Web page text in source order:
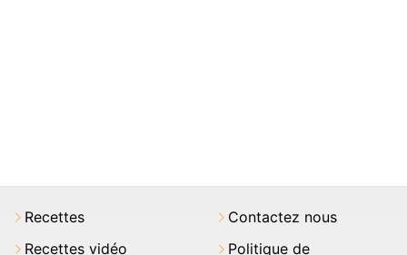
Recettes
Recettes vidéo
Contactez nous
Politique de